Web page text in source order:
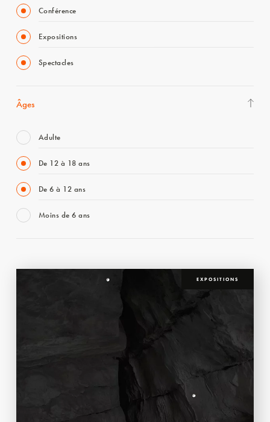
Conférence
Expositions
Spectacles
Âges
Adulte
De 12 à 18 ans
De 6 à 12 ans
Moins de 6 ans
EXPOSITIONS